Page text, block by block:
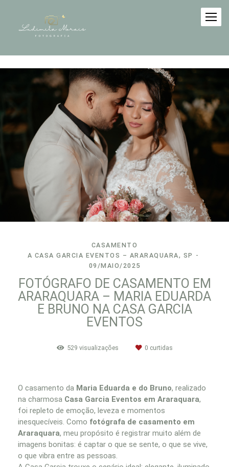
CASAMENTO
A CASA GARCIA EVENTOS – ARARAQUARA, SP
09/MAIO/2025
FOTÓGRAFO DE CASAMENTO EM
ARARAQUARA – MARIA EDUARDA
E BRUNO NA CASA GARCIA
EVENTOS
529 visualizações 0 curtidas
O casamento da Maria Eduarda e do Bruno, realizado
na charmosa Casa Garcia Eventos em Araraquara,
foi repleto de emoção, leveza e momentos
inesquecíveis. Como fotógrafa de casamento em
Araraquara, meu propósito é registrar muito além de
imagens bonitas: é captar o que se sente, o que se vive,
o que vibra entre as pessoas.